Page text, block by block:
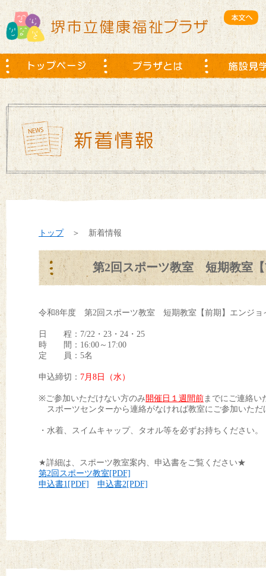
トップ＞ 新着情報
第2回スポーツ教室 短期教室【
令和8年度 第2回スポーツ教室 短期教室【前期】エンジョ
日 程：7/22・23・24・25
時 間：16:00～17:00
定 員：5名
申込締切： 7月8日（水）
※ご参加いただけない方のみ開催日１週間前までにご連絡い
スポーツセンターから連絡がなければ教室にご参加いただ
・水着、スイムキャップ、タオル等を必ずお持ちください。
★詳細は、スポーツ教室案内、申込書をご覧ください★
第2回スポーツ教室[PDF]
申込書1[PDF]
申込書2[PDF]